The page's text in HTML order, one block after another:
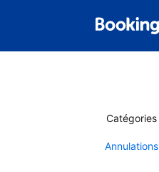
Catégories
Annulations